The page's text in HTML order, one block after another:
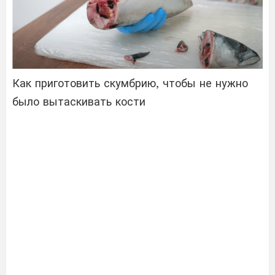
Как приготовить скумбрию, чтобы не нужно
было вытаскивать кости